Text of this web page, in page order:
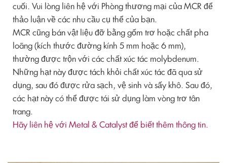
cuối. Vui lòng liên hệ với Phòng thương mại của MCR để
thảo luận về các nhu cầu cụ thể của bạn.
MCR cũng bán vật liệu đỡ bằng gốm trơ hoặc chất pha
loãng (kích thước đường kính 5 mm hoặc 6 mm),
thường được trộn với các chất xúc tác molybdenum.
Những hạt này được tách khỏi chất xúc tác đã qua sử
dụng, sau đó được rửa sạch, vệ sinh và sấy khô. Sau đó,
các hạt này có thể được tái sử dụng làm vòng trơ tân
trang.
Hãy liên hệ với Metal & Catalyst để biết thêm thông tin.